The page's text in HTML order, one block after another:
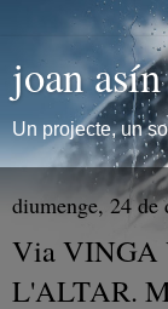
joan asín
Un projecte, un
diumenge, 24 de
Via VINGA
L'ALTAR.